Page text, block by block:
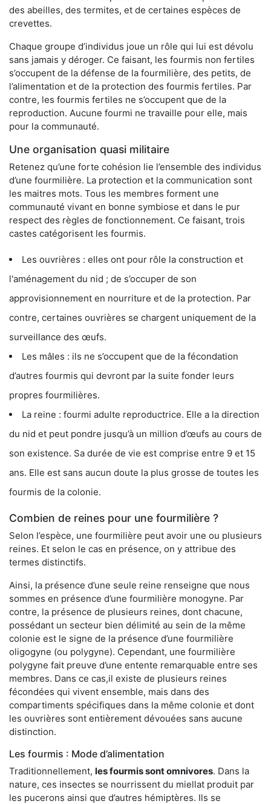
des abeilles, des termites, et de certaines espèces de
crevettes.
Chaque groupe d’individus joue un rôle qui lui est dévolu
sans jamais y déroger. Ce faisant, les fourmis non fertiles
s’occupent de la défense de la fourmilière, des petits, de
l’alimentation et de la protection des fourmis fertiles. Par
contre, les fourmis fertiles ne s’occupent que de la
reproduction. Aucune fourmi ne travaille pour elle, mais
pour la communauté.
Une organisation quasi militaire
Retenez qu’une forte cohésion lie l’ensemble des individus
d’une fourmilière. La protection et la communication sont
les maitres mots. Tous les membres forment une
communauté vivant en bonne symbiose et dans le pur
respect des règles de fonctionnement. Ce faisant, trois
castes catégorisent les fourmis.
Les ouvrières : elles ont pour rôle la construction et
l'aménagement du nid ; de s’occuper de son
approvisionnement en nourriture et de la protection. Par
contre, certaines ouvrières se chargent uniquement de la
surveillance des œufs.
Les mâles : ils ne s’occupent que de la fécondation
d’autres fourmis qui devront par la suite fonder leurs
propres fourmilières.
La reine : fourmi adulte reproductrice. Elle a la direction
du nid et peut pondre jusqu’à un million d’œufs au cours de
son existence. Sa durée de vie est comprise entre 9 et 15
ans. Elle est sans aucun doute la plus grosse de toutes les
fourmis de la colonie.
Combien de reines pour une fourmilière ?
Selon l’espèce, une fourmilière peut avoir une ou plusieurs
reines. Et selon le cas en présence, on y attribue des
termes distinctifs.
Ainsi, la présence d’une seule reine renseigne que nous
sommes en présence d’une fourmilière monogyne. Par
contre, la présence de plusieurs reines, dont chacune,
possédant un secteur bien délimité au sein de la même
colonie est le signe de la présence d’une fourmilière
oligogyne (ou polygyne). Cependant, une fourmilière
polygyne fait preuve d’une entente remarquable entre ses
membres. Dans ce cas,il existe de plusieurs reines
fécondées qui vivent ensemble, mais dans des
compartiments spécifiques dans la même colonie et dont
les ouvrières sont entièrement dévouées sans aucune
distinction.
Les fourmis : Mode d’alimentation
Traditionnellement, les fourmis sont omnivores. Dans la
nature, ces insectes se nourrissent du miellat produit par
les pucerons ainsi que d’autres hémiptères. Ils se